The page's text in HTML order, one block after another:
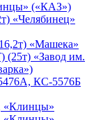
(«КАЗ»)
«Челябинец»
«Машека»
«Завод им.
КС-5576Б
«Клинцы»